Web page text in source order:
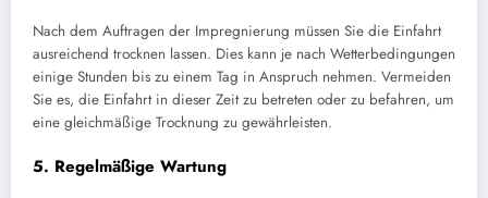
Nach dem Auftragen der Impregnierung müssen Sie die Einfahrt
ausreichend trocknen lassen. Dies kann je nach Wetterbedingungen
einige Stunden bis zu einem Tag in Anspruch nehmen. Vermeiden
Sie es, die Einfahrt in dieser Zeit zu betreten oder zu befahren, um
eine gleichmäßige Trocknung zu gewährleisten.
5. Regelmäßige Wartung